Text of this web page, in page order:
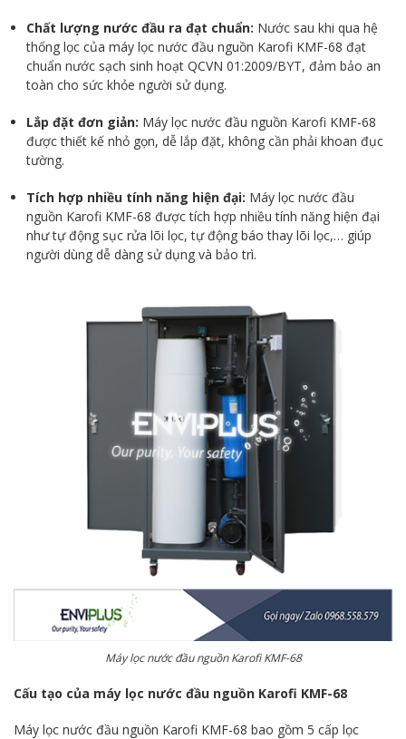
Chất lượng nước đầu ra đạt chuẩn: Nước sau khi qua hệ
thống lọc của máy lọc nước đầu nguồn Karofi KMF-68 đạt
chuẩn nước sạch sinh hoạt QCVN 01:2009/BYT, đảm bảo an
toàn cho sức khỏe người sử dụng.
Lắp đặt đơn giản: Máy lọc nước đầu nguồn Karofi KMF-68
được thiết kế nhỏ gọn, dễ lắp đặt, không cần phải khoan đục
tường.
Tích hợp nhiều tính năng hiện đại: Máy lọc nước đầu
nguồn Karofi KMF-68 được tích hợp nhiều tính năng hiện đại
như tự động sục rửa lõi lọc, tự động báo thay lõi lọc,… giúp
người dùng dễ dàng sử dụng và bảo trì.
Máy lọc nước đầu nguồn Karofi KMF-68
Cấu tạo của máy lọc nước đầu nguồn Karofi KMF-68
Máy lọc nước đầu nguồn Karofi KMF-68 bao gồm 5 cấp lọc